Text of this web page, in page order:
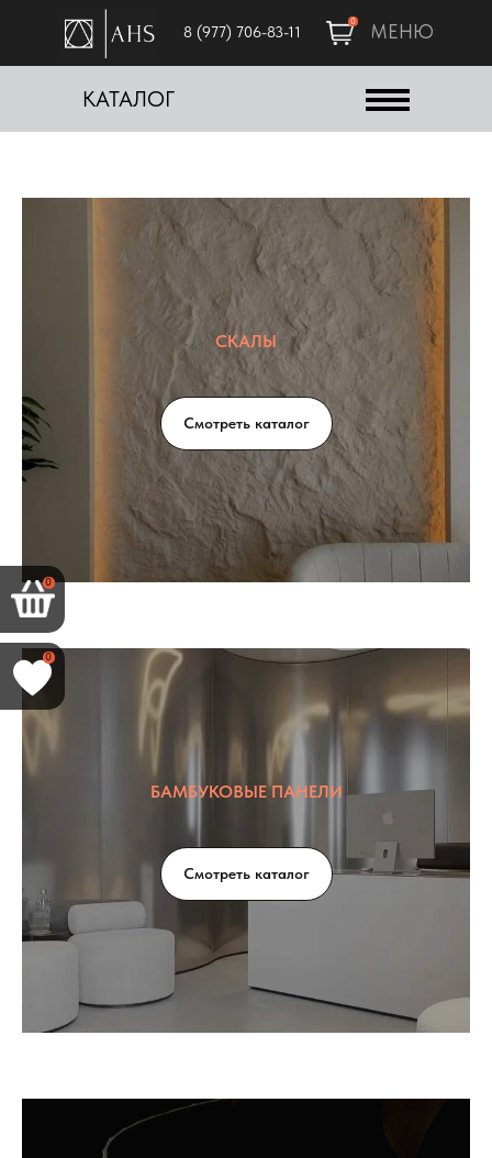
МЕНЮ
0
8 (977) 706-83-11
КАТАЛОГ
0
0
СКАЛЫ
Смотреть каталог
БАМБУКОВЫЕ ПАНЕЛИ
Смотреть каталог